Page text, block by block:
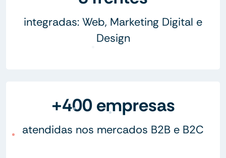
integradas: Web, Marketing Digital e
Design
+400 empresas
atendidas nos mercados B2B e B2C